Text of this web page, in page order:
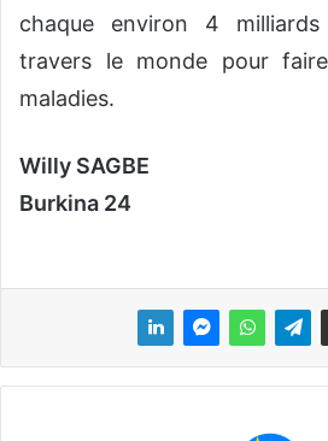
chaque environ 4
travers le monde pour
maladies.
Willy SAGBE
Burkina 24